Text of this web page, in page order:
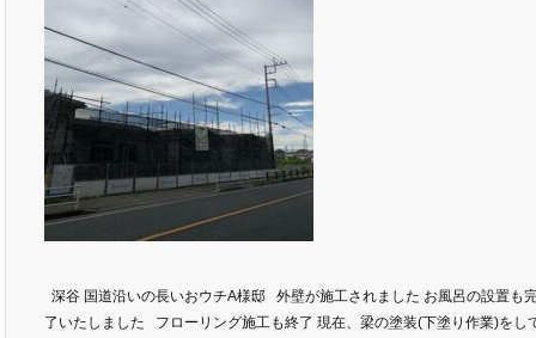
深谷 国道沿いの長いおウチA様邸 外壁が施工されました お風呂の設置も
了いたしました フローリング施工も終了 現在、梁の塗装(下塗り作業)をし